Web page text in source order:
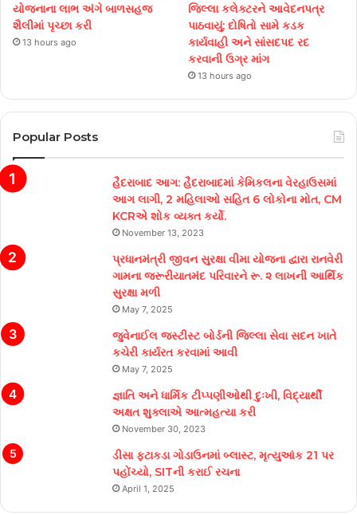
યોજનાના લાભ અંગે બાળસહજ
શૈલીમાં પૃચ્છા કરી
13 hours ago
જિલ્લા કલેક્ટરને આવેદનપત્ર
પાઠવાયું; દોષિતો સામે કડક
કાર્યવાહી અને સાંસદપદ રદ
કરવાની ઉગ્ર માંગ
13 hours ago
Popular Posts
હૈદરાબાદ આગ: હૈદરાબાદમાં કેમિકલના વેરહાઉસમાં
આગ લાગી, 2 મહિલાઓ સહિત 6 લોકોના મોત, CM
KCRએ શોક વ્યક્ત કર્યો.
November 13, 2023
પ્રધાનમંત્રી જીવન સુરક્ષા વીમા યોજના દ્વારા રાનવેરી
ગામના જરૂરીયાતમંદ પરિવારને રૂ. ૨ લાખની આર્થિક
સુરક્ષા મળી
May 7, 2025
જુવેનાઈલ જસ્ટીસ્ટ બોર્ડની જિલ્લા સેવા સદન ખાતે
કચેરી કાર્યરત કરવામાં આવી
May 7, 2025
જ્ઞાતિ અને ધાર્મિક ટીપ્પણીઓથી દુઃખી, વિદ્યાર્થી
અક્ષત શુક્લાએ આત્મહત્યા કરી
November 30, 2023
ડીસા ફટાકડા ગોડાઉનમાં બ્લાસ્ટ, મૃત્યુઆંક 21 પર
પહોંચ્યો, SITની કરાઈ રચના
April 1, 2025